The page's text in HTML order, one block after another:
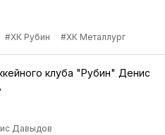
#ХК Рубин #ХК Металлург
клуба "Рубин" Денис
Давыдов